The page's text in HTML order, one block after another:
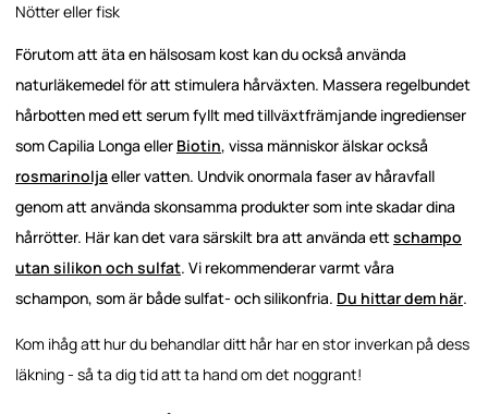
Nötter eller fisk
Förutom att äta en hälsosam kost kan du också använda
naturläkemedel för att stimulera hårväxten. Massera regelbundet
hårbotten med ett serum fyllt med tillväxtfrämjande ingredienser
som Capilia Longa eller Biotin, vissa människor älskar också
rosmarinoljaeller vatten. Undvik onormala faser av håravfall
genom att använda skonsamma produkter som inte skadar dina
hårrötter. Här kan det vara särskilt bra att använda ett schampo
utan silikon och sulfat. Vi rekommenderar varmt våra
schampon, som är både sulfat- och silikonfria. Du hittar dem här.
Kom ihåg att hur du behandlar ditt hår har en stor inverkan på dess
läkning - så ta dig tid att ta hand om det noggrant!